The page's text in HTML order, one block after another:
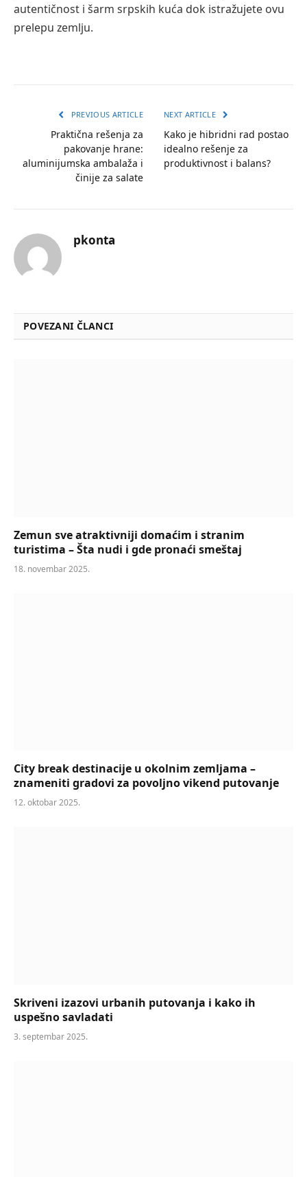
autentičnost i šarm srpskih kuća dok istražujete ovu
prelepu zemlju.
PREVIOUS ARTICLE
Praktična rešenja za
pakovanje hrane:
aluminijumska ambalaža i
činije za salate
NEXT ARTICLE
Kako je hibridni rad postao
idealno rešenje za
produktivnost i balans?
pkonta
POVEZANI ČLANCI
Zemun sve atraktivniji domaćim i stranim
turistima – Šta nudi i gde pronaći smeštaj
18. novembar 2025.
City break destinacije u okolnim zemljama –
znameniti gradovi za povoljno vikend putovanje
12. oktobar 2025.
Skriveni izazovi urbanih putovanja i kako ih
uspešno savladati
3. septembar 2025.